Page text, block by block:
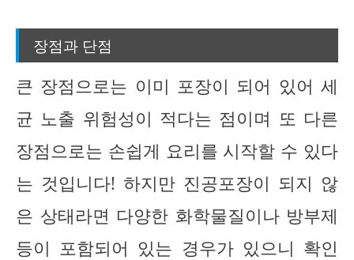
장점과 단점
큰 장점으로는 이미 포장이 되어 있어 세
균 노출 위험성이 적다는 점이며 또 다른
장점으로는 손쉽게 요리를 시작할 수 있다
는 것입니다! 하지만 진공포장이 되지 않
은 상태라면 다양한 화학물질이나 방부제
등이 포함되어 있는 경우가 있으니 확인